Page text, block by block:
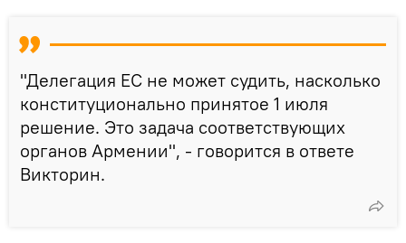
"Делегация ЕС не может судить, насколько
конституционально принятое 1 июля
решение. Это задача соответствующих
органов Армении", - говорится в ответе
Викторин.